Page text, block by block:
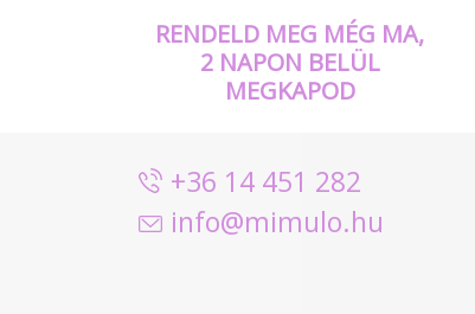
RENDELD MEG MÉG MA,
2 NAPON BELÜL
MEGKAPOD
+36 14 451 282
info@mimulo.hu